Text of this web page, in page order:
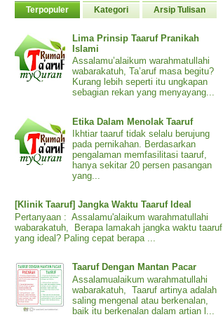
Terpopuler Kategori Arsip Tulisan
Lima Prinsip Taaruf Pranikah
Islami
Assalamu’alaikum warahmatullahi
wabarakatuh, Ta’aruf masa begitu?
Kurang lebih seperti itu ungkapan
sebagian rekan yang menyayang...
Etika Dalam Menolak Taaruf
Ikhtiar taaruf tidak selalu berujung
pada pernikahan. Berdasarkan
pengalaman memfasilitasi taaruf,
hanya sekitar 20 persen pasangan
yang...
[Klinik Taaruf] Jangka Waktu Taaruf Ideal
Pertanyaan : Assalamu'alaikum warahmatullahi
wabarakatuh, Berapa lamakah jangka waktu taaruf
yang ideal? Paling cepat berapa ...
Taaruf Dengan Mantan Pacar
Assalamualaikum warahmatullahi
wabarakatuh, Taaruf artinya adalah
saling mengenal atau berkenalan,
baik itu berkenalan dalam artian l...